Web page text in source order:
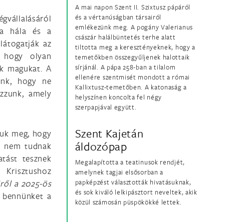
a hála és a
az
olyan
magukat. A
hogy ne
amely
meg, hogy
nem tudnak
tesznek
a 2025-ös
a
A mai napon Szent II. Szixtusz pápáról
és a vértanúságban társairól
emlékezünk meg. A pogány Valerianus
császár halálbüntetés terhe alatt
tiltotta meg a keresztényeknek, hogy a
temetőkben összegyűljenek halottaik
sírjánál. A pápa 258-ban a tilalom
ellenére szentmisét mondott a római
Kallixtusz-temetőben. A katonaság a
helyszínen koncolta fel négy
szerpapjával együtt.
Szent Kajetán
áldozópap
Megalapította a teatinusok rendjét,
amelynek tagjai elsősorban a
papképzést választották hivatásuknak,
és sok kiváló lelkipásztort neveltek, akik
közül számosán püspökökké lettek.